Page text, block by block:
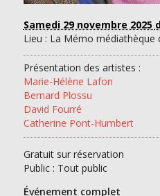
Samedi 29 novembre 2025
Lieu : La Mémo médiathèque
Présentation des artistes :
Marie-Hélène Lafon
Bernard Plossu
David Fourré
Catherine Pont-Humbert
Gratuit sur réservation
Public : Tout public
Événement complet